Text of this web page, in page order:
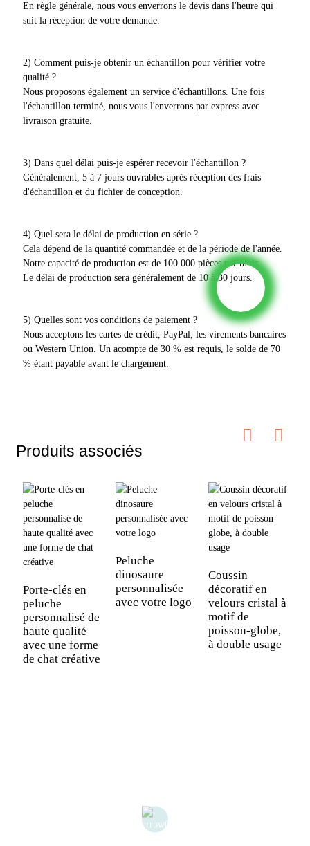
En règle générale, nous vous enverrons le devis dans l'heure qui
suit la réception de votre demande.
2) Comment puis-je obtenir un échantillon pour vérifier votre
qualité ?
Nous proposons également un service d'échantillons. Une fois
l'échantillon terminé, nous vous l'enverrons par express avec
livraison gratuite.
3) Dans quel délai puis-je espérer recevoir l'échantillon ?
Généralement, 5 à 7 jours ouvrables après réception des frais
d'échantillon et du fichier de conception.
4) Quel sera le délai de production en série ?
Cela dépend de la quantité commandée et de la période de l'année.
Notre capacité de production est de 100 000 pièces par mois.
Le délai de production sera généralement de 10 à 30 jours.
5) Quelles sont vos conditions de paiement ?
Nous acceptons les cartes de crédit, PayPal, les virements bancaires
ou Western Union. Un acompte de 30 % est requis, le solde de 70
% étant payable avant le chargement.
Produits associés
Porte-clés en
peluche
personnalisé de
haute qualité
avec une forme
de chat créative
Peluche
dinosaure
personnalisée
avec votre logo
Coussin
décoratif en
velours cristal à
motif de
poisson-globe,
à double usage